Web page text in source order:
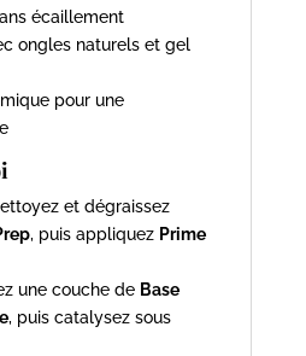
écaillement
ongles naturels et gel
pour une
et dégraissez
, puis appliquez Prime
une couche de Base
, puis catalysez sous